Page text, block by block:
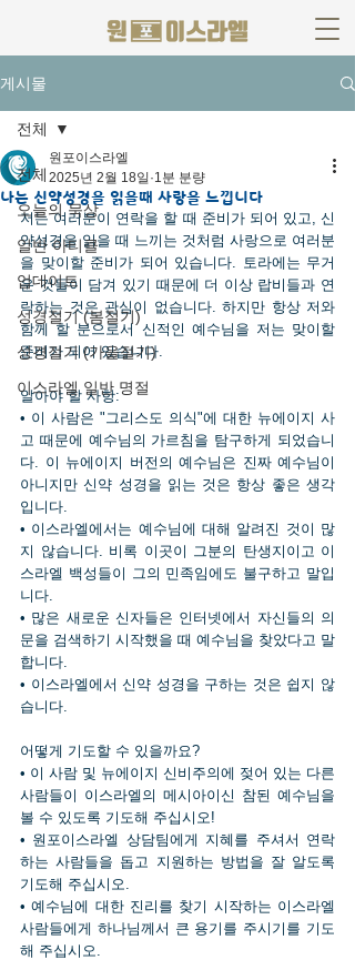
게시물
전체
오늘의 묵상
일반 아티클
업데이트
성경절기 (봄절기)
성경절기 (가을절기)
이스라엘 일반 명절
전체
나는 신약성경을 읽을때 사랑을 느낍니다
원포이스라엘
2025년 2월 18일 1분 분량
저는 여러분이 연락을 할 때 준비가 되어 있고, 신
약성경을 읽을 때 느끼는 것처럼 사랑으로 여러분
을 맞이할 준비가 되어 있습니다. 토라에는 무거
운 것들이 담겨 있기 때문에 더 이상 랍비들과 연
락하는 것은 관심이 없습니다. 하지만 항상 저와
함께 할 분으로서 신적인 예수님을 저는 맞이할
준비가 되어 있습니다.
알아야 할 사항:
• 이 사람은 "그리스도 의식"에 대한 뉴에이지 사
고 때문에 예수님의 가르침을 탐구하게 되었습니
다. 이 뉴에이지 버전의 예수님은 진짜 예수님이
아니지만 신약 성경을 읽는 것은 항상 좋은 생각
입니다.
• 이스라엘에서는 예수님에 대해 알려진 것이 많
지 않습니다. 비록 이곳이 그분의 탄생지이고 이
스라엘 백성들이 그의 민족임에도 불구하고 말입
니다.
• 많은 새로운 신자들은 인터넷에서 자신들의 의
문을 검색하기 시작했을 때 예수님을 찾았다고 말
합니다.
• 이스라엘에서 신약 성경을 구하는 것은 쉽지 않
습니다.
어떻게 기도할 수 있을까요?
• 이 사람 및 뉴에이지 신비주의에 젖어 있는 다른
사람들이 이스라엘의 메시아이신 참된 예수님을
볼 수 있도록 기도해 주십시오!
• 원포이스라엘 상담팀에게 지혜를 주셔서 연락
하는 사람들을 돕고 지원하는 방법을 잘 알도록
기도해 주십시오.
• 예수님에 대한 진리를 찾기 시작하는 이스라엘
사람들에게 하나님께서 큰 용기를 주시기를 기도
해 주십시오.